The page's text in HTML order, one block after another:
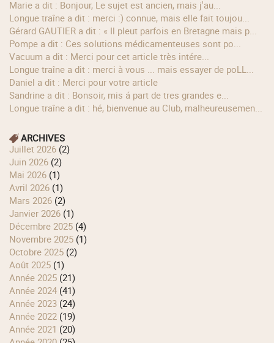
Marie a dit : Bonjour, Le sujet est ancien, mais j'au...
longue traîne a dit : merci :) connue, mais elle fait toujou...
Gérard GAUTIER a dit : « Il pleut parfois en Bretagne mais p...
Pompe a dit : Ces solutions médicamenteuses sont po...
Vacuum a dit : Merci pour cet article très intére...
longue traîne a dit : merci à vous ... mais essayer de poLL...
Daniel a dit : Merci pour votre article
Sandrine a dit : Bonsoir, mis á part de tres grandes e...
longue traîne a dit : hé, bienvenue au Club, malheureusemen...
ARCHIVES
juillet 2026 (2)
juin 2026 (2)
mai 2026 (1)
avril 2026 (1)
mars 2026 (2)
janvier 2026 (1)
décembre 2025 (4)
novembre 2025 (1)
octobre 2025 (2)
août 2025 (1)
année 2025 (21)
année 2024 (41)
année 2023 (24)
année 2022 (19)
année 2021 (20)